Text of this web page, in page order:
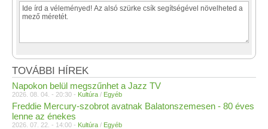
TOVÁBBI HÍREK
Napokon belül megszűnhet a Jazz TV
2026. 08. 04. - 20:30 - Kultúra / Egyéb
Freddie Mercury-szobrot avatnak Balatonszemesen - 80 éves
lenne az énekes
2026. 07. 22. - 14:00 - Kultúra / Egyéb